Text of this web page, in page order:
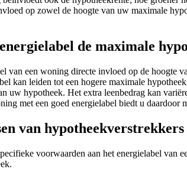
op zowel de hoogte van uw maximale
de maximale
van een woning directe invloed op de hoogte
kan leiden tot een hogere maximale
uw hypotheek. Het extra leenbedrag kan
met een goed energielabel biedt u daardoor
van
voorwaarden aan het energielabel